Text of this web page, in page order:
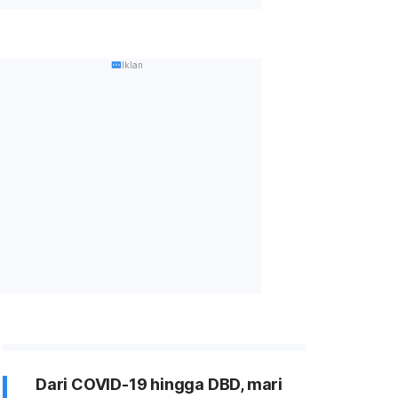
Iklan
Dari COVID-19 hingga DBD, mari